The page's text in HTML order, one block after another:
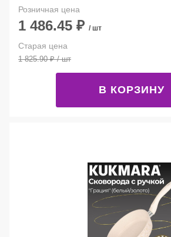
Розничная цена
1 486.45 ₽ / шт
Старая цена
1 825.90₽/ шт
В КОРЗИНУ